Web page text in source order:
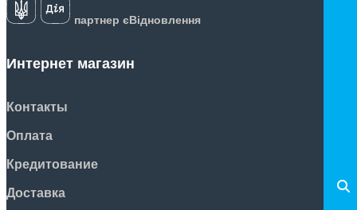
партнер єВідновлення
Интернет магазин
Контакты
Оплата
Кредитование
Доставка